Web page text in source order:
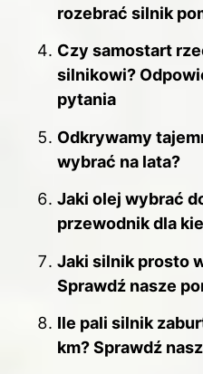
rozebrać silnik
Czy samostart
silnikowi?
pytania
Odkrywamy
wybrać na lata?
Jaki olej wybrać
przewodnik dla
Jaki silnik prosto
Sprawdź nasze
Ile pali silnik
km? Sprawdź